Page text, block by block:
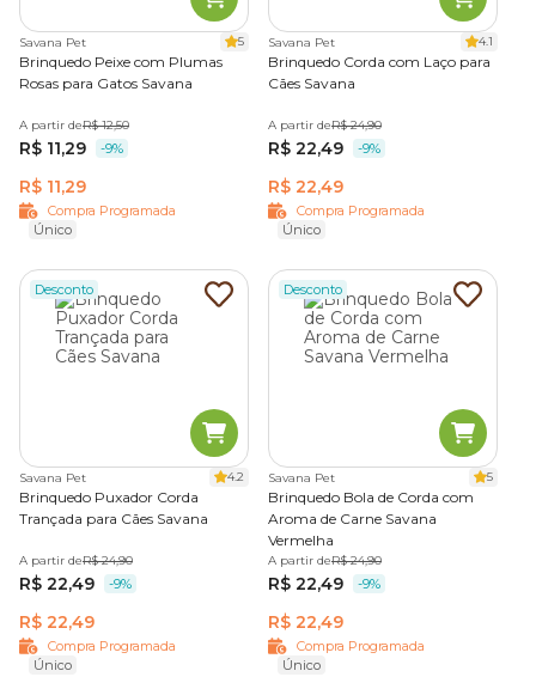
Savana Pet 5
Brinquedo Peixe com Plumas
Rosas para Gatos Savana
A partir deR$ 12,50
R$ 11,29 -9%
R$ 11,29
Compra Programada
Único
Savana Pet 4.1
Brinquedo Corda com Laço para
Cães Savana
A partir deR$ 24,90
R$ 22,49 -9%
R$ 22,49
Compra Programada
Único
Desconto
Savana Pet 4.2
Brinquedo Puxador Corda
Trançada para Cães Savana
A partir deR$ 24,90
R$ 22,49 -9%
R$ 22,49
Compra Programada
Único
Desconto
Savana Pet 5
Brinquedo Bola de Corda com
Aroma de Carne Savana
Vermelha
A partir deR$ 24,90
R$ 22,49 -9%
R$ 22,49
Compra Programada
Único